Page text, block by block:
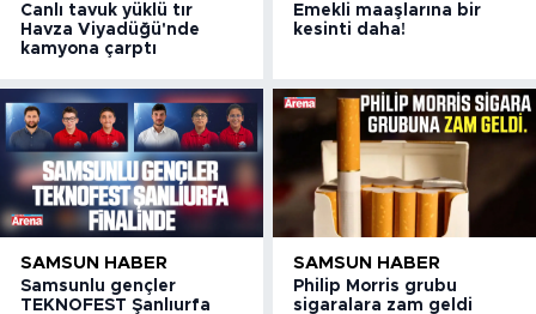
Canlı tavuk yüklü tır
Havza Viyadüğü'nde
kamyona çarptı
Emekli maaşlarına bir
kesinti daha!
SAMSUN HABER
Samsunlu gençler
TEKNOFEST Şanlıurfa
SAMSUN HABER
Philip Morris grubu
sigaralara zam geldi